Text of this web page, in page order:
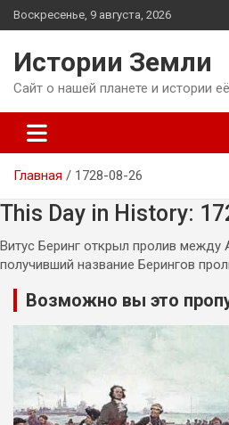
Перейти
к
Воскресенье, 9 августа, 2026
Истории Земли
Сайт о нашей планете и истории
Главная 1728-08-26
This Day in History:
Витус Беринг открыл пролив между
получивший название Берингов
Возможно вы это